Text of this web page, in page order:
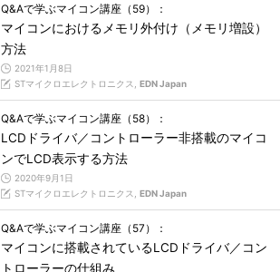
Q&Aで学ぶマイコン講座（59）：
マイコンにおけるメモリ外付け（メモリ増設）
方法
2021年1月8日
STマイクロエレクトロニクス, EDN Japan
Q&Aで学ぶマイコン講座（58）：
LCDドライバ／コントローラー非搭載のマイコ
ンでLCD表示する方法
2020年9月1日
STマイクロエレクトロニクス, EDN Japan
Q&Aで学ぶマイコン講座（57）：
マイコンに搭載されているLCDドライバ／コン
トローラーの仕組み